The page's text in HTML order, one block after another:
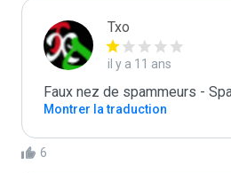
Txo
il y a 11 ans
Faux nez de spammeurs -
Montrer la traduction
6